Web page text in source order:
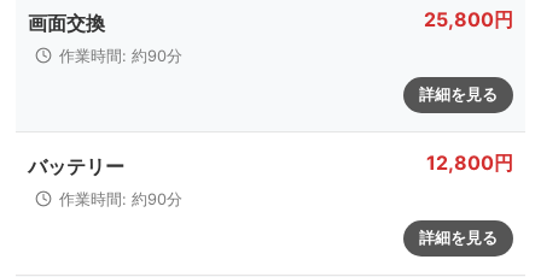
画面交換 25,800円
作業時間: 約90分
詳細を見る
バッテリー 12,800円
作業時間: 約90分
詳細を見る